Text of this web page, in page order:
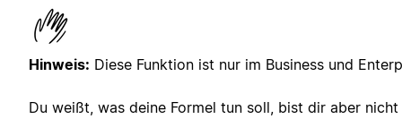
Hinweis: Diese Funktion ist nur im Business und
Du weißt, was deine Formel tun soll, bist dir aber